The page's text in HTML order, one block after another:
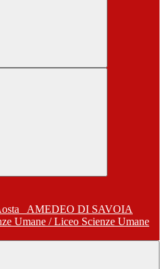
AMEDEO DI SAVOIA
Umane / Liceo Scienze Umane